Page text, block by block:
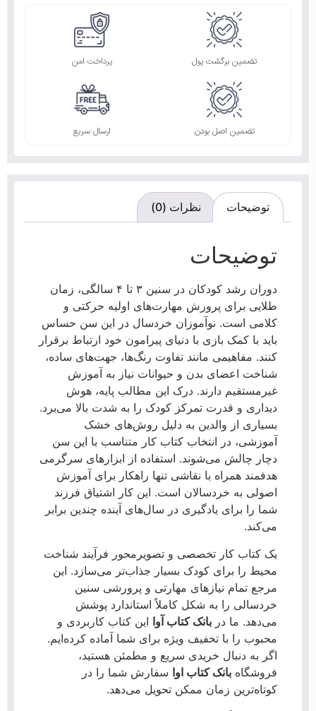
تضمین برگشت پول پرداخت امن
تضمین اصل بودن ارسال سریع
توضیحات نظرات (0)
توضیحات
دوران رشد کودکان در سنین ۳ تا ۴ سالگی، زمان
طلایی برای پرورش مهارت‌های اولیه حرکتی و
کلامی است. نوآموزان خردسال در این سن حساس
باید با کمک بازی با دنیای پیرامون خود ارتباط برقرار
کنند. مفاهیمی مانند تفاوت رنگ‌ها، جهت‌های ساده،
شناخت اعضای بدن و حیوانات نیاز به آموزش
غیرمستقیم دارند. درک این مطالب پایه، هوش
دیداری و قدرت تمرکز کودک را به شدت بالا می‌برد.
بسیاری از والدین به دلیل روش‌های خشک
آموزشی، در انتخاب کتاب کار متناسب با این سن
دچار چالش می‌شوند. استفاده از ابزارهای سرگرمی
هدفمند همراه با نقاشی تنها راهکار برای آموزش
اصولی به خردسالان است. این کار اشتیاق فرزند
شما را برای یادگیری در سال‌های آینده چندین برابر
می‌کند.
یک کتاب کار تخصصی و تصویرمحور فرآیند شناخت
محیط را برای کودک بسیار جذاب‌تر می‌سازد. این
مرجع تمام نیازهای مهارتی و پرورشی سنین
خردسالی را به شکل کاملاً استاندارد پوشش
می‌دهد. ما در بانک کتاب آوا این کتاب کاربردی و
محبوب را با تخفیف ویژه برای شما آماده کرده‌ایم.
اگر به دنبال خریدی سریع و مطمئن هستید،
فروشگاه بانک کتاب اوا سفارش شما را در
کوتاه‌ترین زمان ممکن تحویل می‌دهد.